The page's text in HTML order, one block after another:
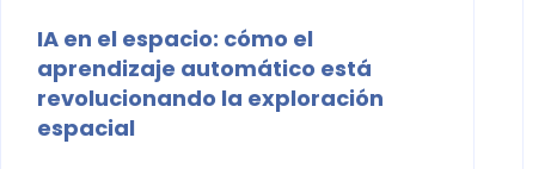
IA en el espacio: cómo el
aprendizaje automático está
revolucionando la exploración
espacial